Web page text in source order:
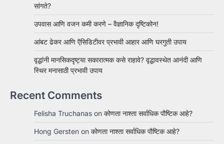
सांगते?
उपवास आणि वजन कमी करणे – वैज्ञानिक दृष्टिकोन!
आंबट ढेकर आणि ऍसिडिटीवर प्रभावी आहार आणि घरगुती उपाय
वृद्धांनी मानसिकदृष्ट्या सकारात्मक कसे राहावे? वृद्धावस्थेत आनंदी आणि
स्थिर मनासाठी प्रभावी उपाय
Recent Comments
Felisha Truchanas on कोणता नाश्ता सर्वाधिक पौष्टिक आहे?
Hong Gersten on कोणता नाश्ता सर्वाधिक पौष्टिक आहे?